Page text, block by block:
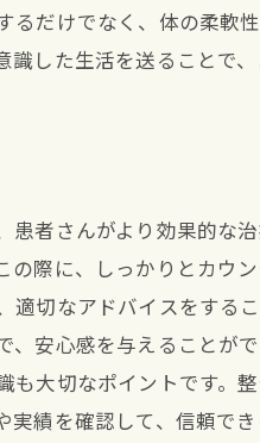
るだけでなく、体の柔軟
識した生活を送ることで
患者さんがより効果的な
の際に、しっかりとカウ
適切なアドバイスをする
、安心感を与えることが
も大切なポイントです。
実績を確認して、信頼で